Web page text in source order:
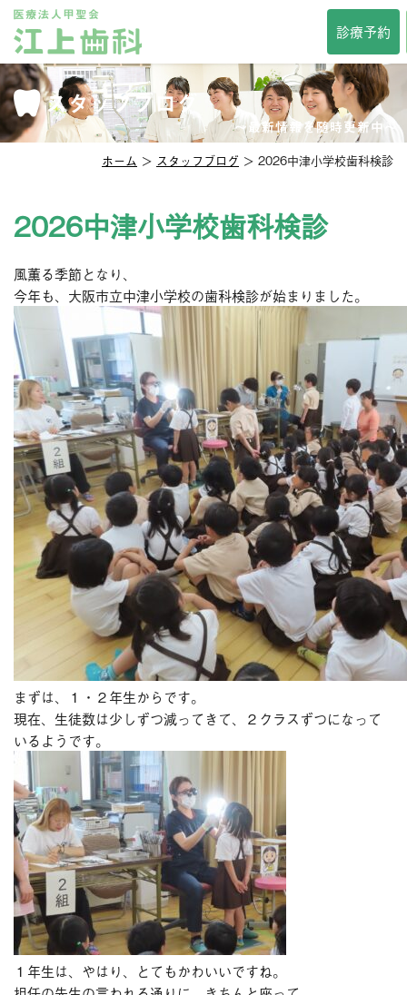
診療予約
TOP
当院について
診療時間・方針
院長紹介
スタッフ紹介
インタビュー
院内紹介
アクセス
診察科目
予防歯科
小児歯科
小児矯正
口腔外科
その他サービス
相談掲示板
歯の豆知識
ブログ
今月のスマイル
診療予約
お問い合わせ
スタッフブログ
〜最新情報を随時更新中〜
ホーム ＞ スタッフブログ ＞ 2026中津小学校歯科検診
2026中津小学校歯科検診
風薫る季節となり、
今年も、大阪市立中津小学校の歯科検診が始まりました。
まずは、１・２年生からです。
現在、生徒数は少しずつ減ってきて、２クラスずつになって
いるようです。
１年生は、やはり、とてもかわいいですね。